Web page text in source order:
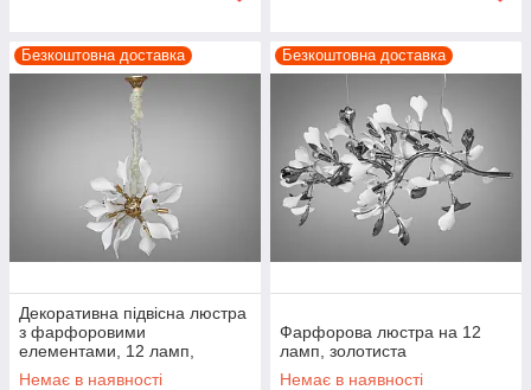
Безкоштовна доставка
Декоративна підвісна люстра
з фарфоровими
елементами, 12 ламп,
золотиста
Немає в наявності
Безкоштовна доставка
Фарфорова люстра на 12
ламп, золотиста
Немає в наявності